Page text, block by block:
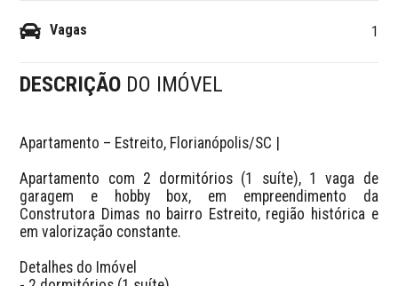
Vagas 1
DESCRIÇÃO DO IMÓVEL
Apartamento – Estreito, Florianópolis/SC |
Apartamento com 2 dormitórios (1 suíte), 1 vaga de
garagem e hobby box, em empreendimento da
Construtora Dimas no bairro Estreito, região histórica e
em valorização constante.
Detalhes do Imóvel